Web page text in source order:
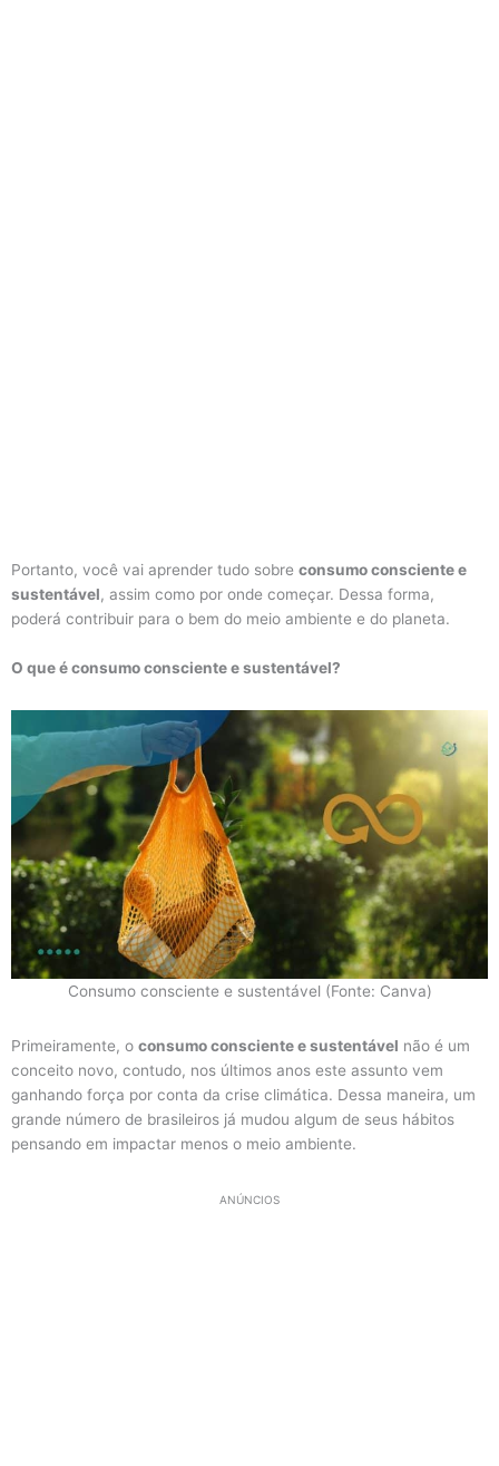
Portanto, você vai aprender tudo sobre consumo consciente e
sustentável, assim como por onde começar. Dessa forma,
poderá contribuir para o bem do meio ambiente e do planeta.
O que é consumo consciente e sustentável?
Consumo consciente e sustentável (Fonte: Canva)
Primeiramente, o consumo consciente e sustentável não é um
conceito novo, contudo, nos últimos anos este assunto vem
ganhando força por conta da crise climática. Dessa maneira, um
grande número de brasileiros já mudou algum de seus hábitos
pensando em impactar menos o meio ambiente.
ANÚNCIOS